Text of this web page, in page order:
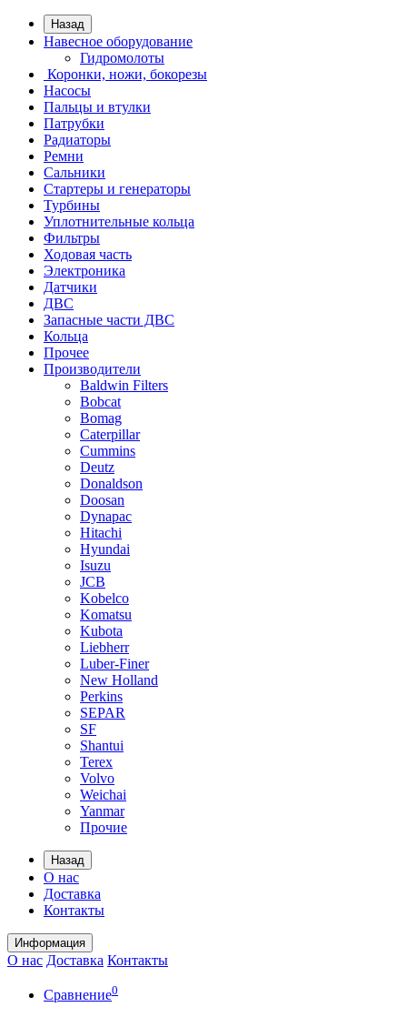
Назад
Навесное оборудование
Гидромолоты
Коронки, ножи, бокорезы
Насосы
Пальцы и втулки
Патрубки
Радиаторы
Ремни
Сальники
Стартеры и генераторы
Турбины
Уплотнительные кольца
Фильтры
Ходовая часть
Электроника
Датчики
ДВС
Запасные части ДВС
Кольца
Прочее
Производители
Baldwin Filters
Bobcat
Bomag
Caterpillar
Cummins
Deutz
Donaldson
Doosan
Dynapac
Hitachi
Hyundai
Isuzu
JCB
Kobelco
Komatsu
Kubota
Liebherr
Luber-Finer
New Holland
Perkins
SEPAR
SF
Shantui
Terex
Volvo
Weichai
Yanmar
Прочие
Назад
О нас
Доставка
Контакты
Информация
О нас Доставка Контакты
Сравнение0